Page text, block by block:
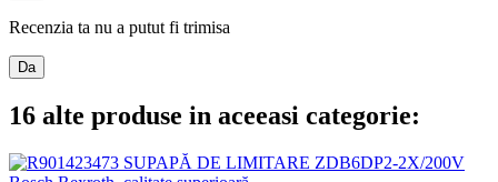
Recenzia ta nu a putut fi trimisa
Da
16 alte produse in aceeasi categorie: